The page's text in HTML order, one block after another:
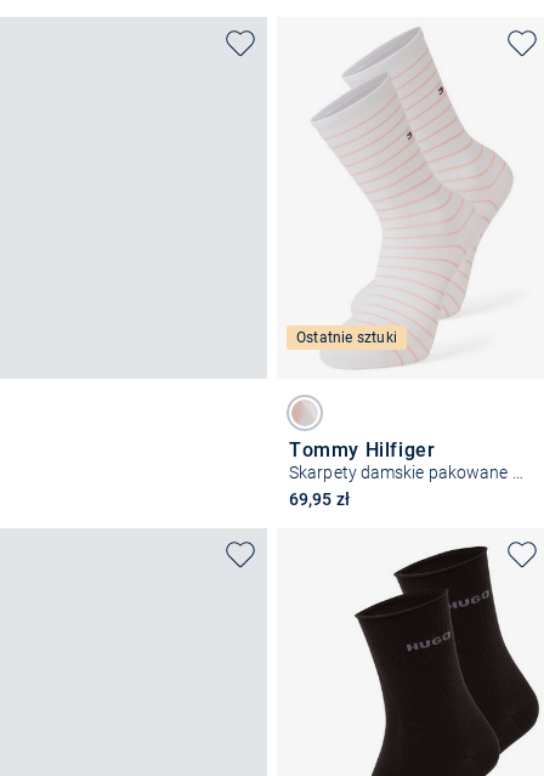
Ostatnie sztuki
Tommy Hilfiger
Skarpety damskie pakowane po 2 szt.
69,95 zł